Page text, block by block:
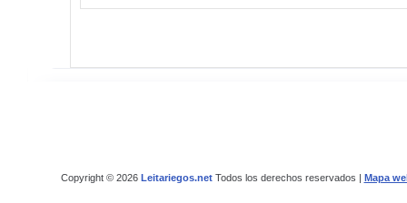
Copyright © 2026 Leitariegos.netTodos los derechos reservados | Mapa